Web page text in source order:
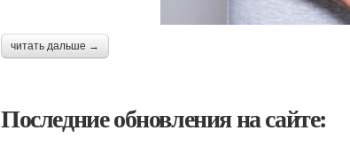
читать дальше →
Последние обновления на сайте: